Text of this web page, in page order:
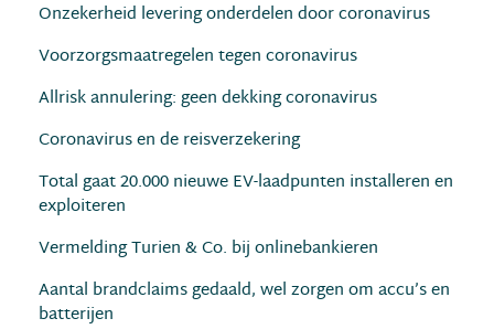
Onzekerheid levering onderdelen door coronavirus
Voorzorgsmaatregelen tegen coronavirus
Allrisk annulering: geen dekking coronavirus
Coronavirus en de reisverzekering
Total gaat 20.000 nieuwe EV-laadpunten installeren en
exploiteren
Vermelding Turien & Co. bij onlinebankieren
Aantal brandclaims gedaald, wel zorgen om accu’s en
batterijen